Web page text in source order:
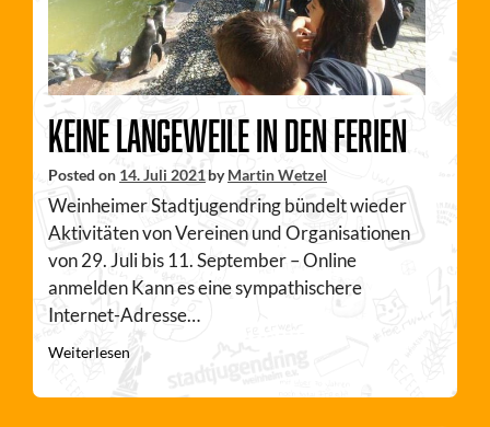
Keine Langeweile in den Ferien
Posted on 14. Juli 2021byMartin Wetzel
Weinheimer Stadtjugendring bündelt wieder
Aktivitäten von Vereinen und Organisationen
von 29. Juli bis 11. September – Online
anmelden Kann es eine sympathischere
Internet-Adresse…
Weiterlesen